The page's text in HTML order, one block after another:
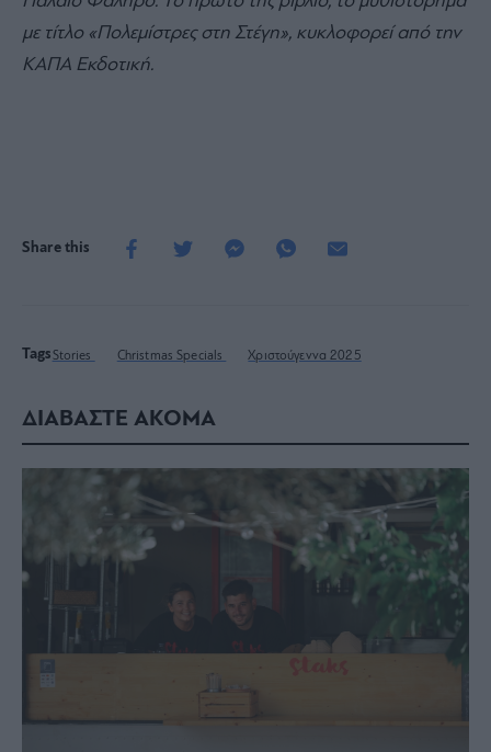
με τίτλο «Πολεμίστρες στη Στέγη», κυκλοφορεί από την
ΚΑΠΑ Εκδοτική.
Share this
TagsStories Christmas Specials Χριστούγεννα 2025
ΔΙΑΒΑΣΤΕ ΑΚΟΜΑ